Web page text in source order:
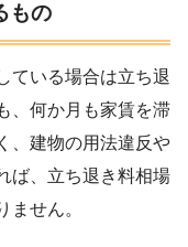
もの
ている場合は立ち退
、何か月も家賃を滞
、建物の用法違反や
ば、立ち退き料相場
ません。